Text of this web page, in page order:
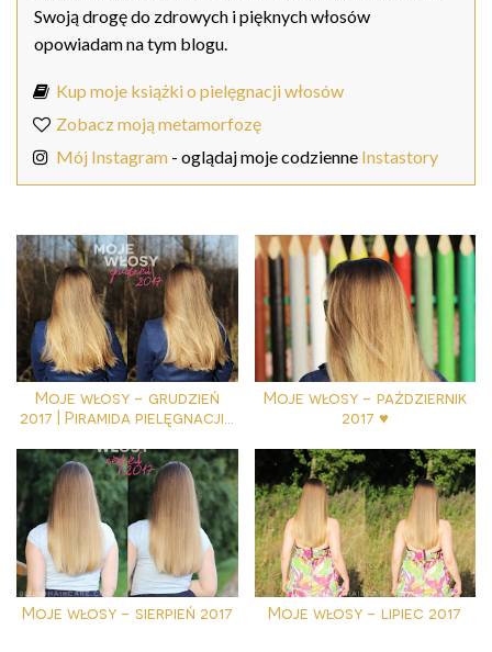
Swoją drogę do zdrowych i pięknych włosów
opowiadam na tym blogu.
Kup moje książki o pielęgnacji włosów
Zobacz moją metamorfozę
Mój Instagram - oglądaj moje codzienne Instastory
Moje włosy - grudzień
2017 | Piramida pielęgnacji...
Moje włosy - październik
2017 ♥
Moje włosy - sierpień 2017 Moje włosy - lipiec 2017